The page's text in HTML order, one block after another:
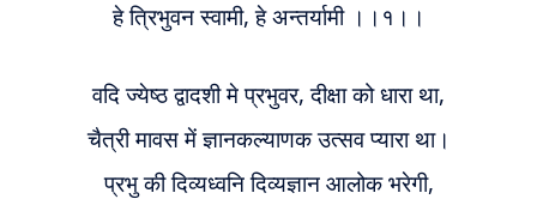
हे त्रिभुवन स्वामी, हे अन्तर्यामी ।।१।।
वदि ज्येष्ठ द्वादशी मे प्रभुवर, दीक्षा को धारा था,
चैत्री मावस में ज्ञानकल्याणक उत्सव प्यारा था।
प्रभु की दिव्यध्वनि दिव्यज्ञान आलोक भरेगी,